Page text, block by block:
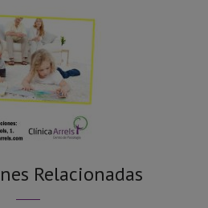
Relacionadas